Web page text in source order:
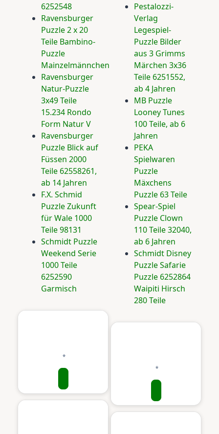
6252548
Ravensburger
Puzzle 2 x 20
Teile Bambino-
Puzzle
Mainzelmännchen
Ravensburger
Natur-Puzzle
3x49 Teile
15.234 Rondo
Form Natur V
Ravensburger
Puzzle Blick auf
Füssen 2000
Teile 62558261,
ab 14 Jahren
F.X. Schmid
Puzzle Zukunft
für Wale 1000
Teile 98131
Schmidt Puzzle
Weekend Serie
1000 Teile
6252590
Garmisch
Pestalozzi-
Verlag
Legespiel-
Puzzle Bilder
aus 3 Grimms
Märchen 3x36
Teile 6251552,
ab 4 Jahren
MB Puzzle
Looney Tunes
100 Teile, ab 6
Jahren
PEKA
Spielwaren
Puzzle
Mäxchens
Puzzle 63 Teile
Spear-Spiel
Puzzle Clown
110 Teile 32040,
ab 6 Jahren
Schmidt Disney
Puzzle Safarie
Puzzle 6252864
Waipiti Hirsch
280 Teile